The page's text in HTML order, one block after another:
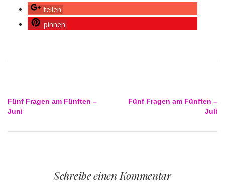
teilen
pinnen
Beitragsnavigation
Fünf Fragen am Fünften –
Juni
Fünf Fragen am Fünften –
Juli
Schreibe einen Kommentar